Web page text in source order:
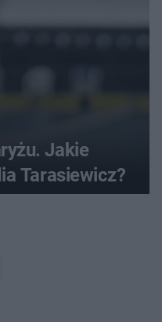
Jakie
Tarasiewicz?